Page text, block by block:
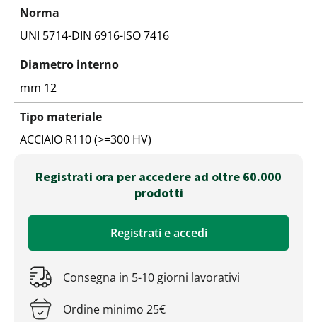
Norma
UNI 5714-DIN 6916-ISO 7416
Diametro interno
mm 12
Tipo materiale
ACCIAIO R110 (>=300 HV)
Registrati ora per accedere ad oltre 60.000
prodotti
Registrati e accedi
Consegna in 5-10 giorni lavorativi
Ordine minimo 25€